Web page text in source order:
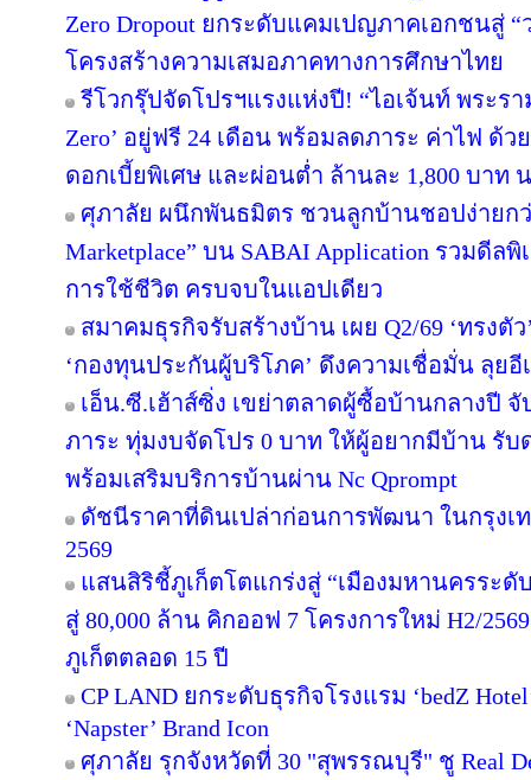
Zero Dropout ยกระดับแคมเปญภาคเอกชนสู่
โครงสร้างความเสมอภาคทางการศึกษาไทย
รีโวกรุ๊ปจัดโปรฯแรงแห่งปี! “ไอเจ้นท์ พระรา
Zero’ อยู่ฟรี 24 เดือน พร้อมลดภาระ ค่าไฟ ด้
ดอกเบี้ยพิเศษ และผ่อนต่ำ ล้านละ 1,800 บาท
ศุภาลัย ผนึกพันธมิตร ชวนลูกบ้านชอปง่ายกว่
Marketplace” บน SABAI Application รวมดีล
การใช้ชีวิต ครบจบในแอปเดียว
สมาคมธุรกิจรับสร้างบ้าน เผย Q2/69 ‘ทรง
‘กองทุนประกันผู้บริโภค’ ดึงความเชื่อมั่น ลุย
เอ็น.ซี.เฮ้าส์ซิ่ง เขย่าตลาดผู้ซื้อบ้านกลางปี
ภาระ ทุ่มงบจัดโปร 0 บาท ให้ผู้อยากมีบ้าน รับ
พร้อมเสริมบริการบ้านผ่าน Nc Qprompt
ดัชนีราคาที่ดินเปล่าก่อนการพัฒนา ในกรุงเ
2569
แสนสิริชี้ภูเก็ตโตแกร่งสู่ “เมืองมหานครระ
สู่ 80,000 ล้าน คิกออฟ 7 โครงการใหม่ H2/
ภูเก็ตตลอด 15 ปี
CP LAND ยกระดับธุรกิจโรงแรม ‘bedZ
‘Napster’ Brand Icon
ศุภาลัย รุกจังหวัดที่ 30 "สุพรรณบุรี" ชู Real